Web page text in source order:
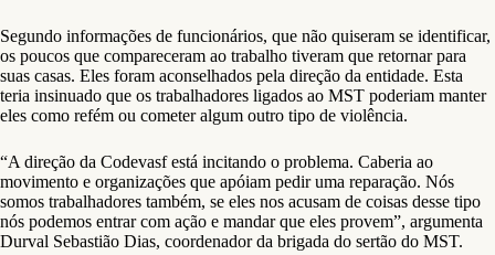
Segundo informações de funcionários, que não quiseram se identificar,
os poucos que compareceram ao trabalho tiveram que retornar para
suas casas. Eles foram aconselhados pela direção da entidade. Esta
teria insinuado que os trabalhadores ligados ao MST poderiam manter
eles como refém ou cometer algum outro tipo de violência.
“A direção da Codevasf está incitando o problema. Caberia ao
movimento e organizações que apóiam pedir uma reparação. Nós
somos trabalhadores também, se eles nos acusam de coisas desse tipo
nós podemos entrar com ação e mandar que eles provem”, argumenta
Durval Sebastião Dias, coordenador da brigada do sertão do MST.